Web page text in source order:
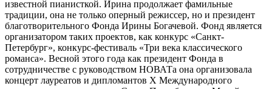
известной пианисткой. Ирина продолжает фамильные
традиции, она не только оперный режиссер, но и президент
благотворительного Фонда Ирины Богачевой. Фонд является
организатором таких проектов, как конкурс «Санкт-
Петербург», конкурс-фестиваль «Три века классического
романса». Весной этого года как президент Фонда в
сотрудничестве с руководством НОВАТа она организовала
концерт лауреатов и дипломантов X Международного